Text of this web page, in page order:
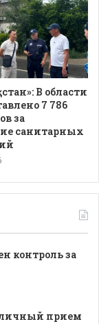
В области
7 786
за
санитарных
контроль за
личный прием